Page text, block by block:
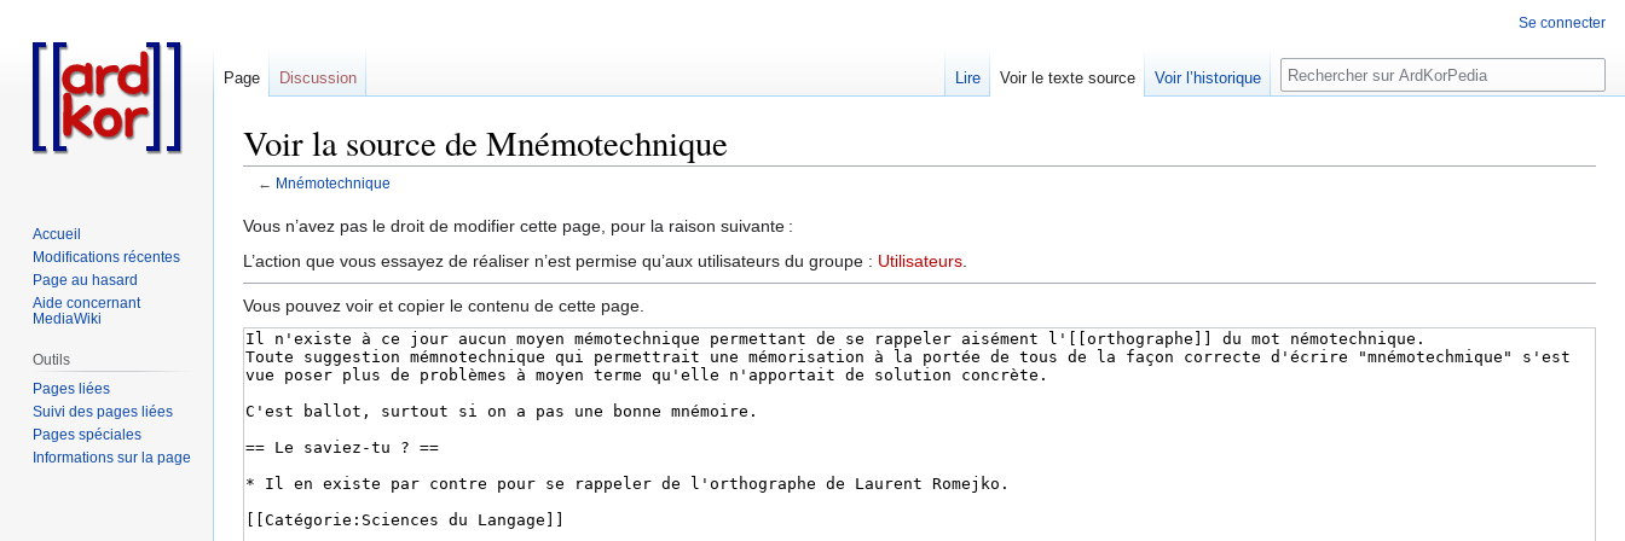
Voir la source de Mnémotechnique
← Mnémotechnique
Aller
à
navigation
Aller
à
recherche
Vous n’avez pas le droit de modifier cette page, pour la raison suivante :
L’action que vous essayez de réaliser n’est permise qu’aux utilisateurs du groupe : Utilisateurs
Vous pouvez voir et copier le contenu de cette page.
Se connecter
Page Discussion Lire Voir le texte source Voir l’historique Rechercher
Accueil
Modifications récentes
Page au hasard
Aide concernant
MediaWiki
Outils
Pages liées
Suivi des pages liées
Pages spéciales
Informations sur la page